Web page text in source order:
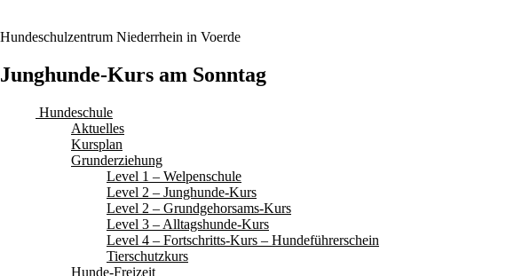
Hundeschulzentrum Niederrhein in Voerde
Junghunde-Kurs am Sonntag
Hundeschule
Aktuelles
Kursplan
Grunderziehung
Level 1 – Welpenschule
Level 2 – Junghunde-Kurs
Level 2 – Grundgehorsams-Kurs
Level 3 – Alltagshunde-Kurs
Level 4 – Fortschritts-Kurs – Hundeführerschein
Tierschutzkurs
Hunde-Freizeit